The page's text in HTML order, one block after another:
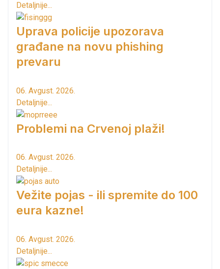
Detaljnije...
Uprava policije upozorava
građane na novu phishing
prevaru
06. Avgust. 2026.
Detaljnije...
Problemi na Crvenoj plaži!
06. Avgust. 2026.
Detaljnije...
Vežite pojas - ili spremite do 100
eura kazne!
06. Avgust. 2026.
Detaljnije...